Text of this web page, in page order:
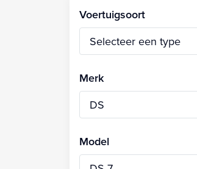
Voertuigsoort
Merk
Model